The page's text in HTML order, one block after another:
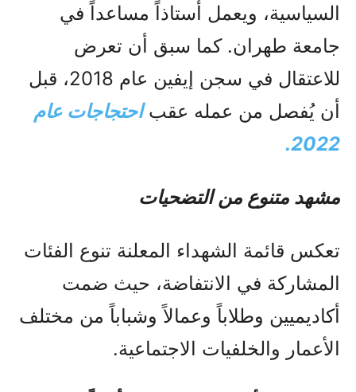
السياسية، ويعمل أستاذاً مساعداً في
جامعة طهران. كما سبق أن تعرض
للاعتقال في سجن إيفين عام 2018، قبل
أن يُفصل من عمله عقباحتجاجات عام
2022.
مشهد متنوع من التضحيات
تعكس قائمة الشهداء المعلنة تنوع الفئات
المشاركة في الانتفاضة، حيث ضمت
أكاديميين وطلاباً وعمالاً وشباباً من مختلف
الأعمار والخلفيات الاجتماعية.